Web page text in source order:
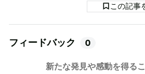
この記事
フィードバック 0
新たな発見や感動を得る